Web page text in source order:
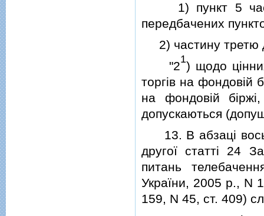
1) пункт 5
передбачених
2) частину третю
"21) щодо
торгiв на фондовiй
на фондовiй
допускаються
13. В абзацi
другої статтi 24
питань
України, 2005 р., N
159, N 45, ст. 409)